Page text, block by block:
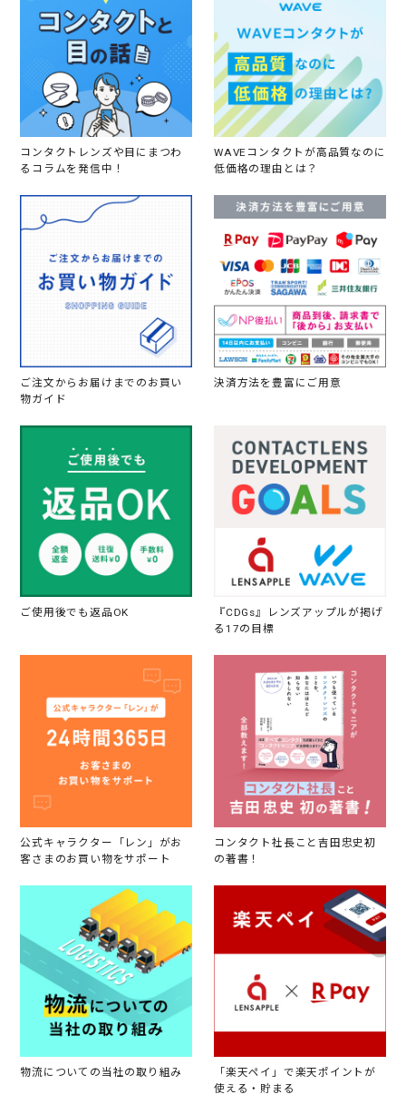
コンタクトレンズや目にまつわ
るコラムを発信中！
WAVEコンタクトが高品質なのに
低価格の理由とは？
ご注文からお届けまでのお買い
物ガイド
決済方法を豊富にご用意
ご使用後でも返品OK
『CDGs』レンズアップルが掲げ
る17の目標
公式キャラクター「レン」がお
客さまのお買い物をサポート
コンタクト社長こと吉田忠史初
の著書！
物流についての当社の取り組み
「楽天ペイ」で楽天ポイントが
使える・貯まる